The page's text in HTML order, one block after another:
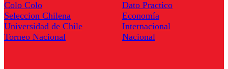
Colo Colo
Seleccion Chilena
Universidad de Chile
Torneo Nacional
Dato Practico
Economía
Internacional
Nacional